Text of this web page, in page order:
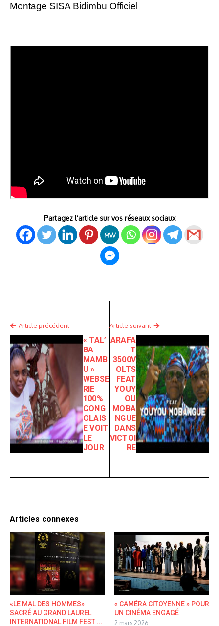
Montage SISA Bidimbu Officiel
Partagez l’article sur vos réseaux sociaux
Article précédent
« TAL’
BA
MAMB
U »
WEBSE
RIE
100%
CONG
OLAIS
E VOIT
LE
JOUR
Article suivant
ARAFA
T
3500V
OLTS
FEAT
YOUY
OU
MOBA
NGUE
DANS
VICTOI
RE
Articles connexes
«LE MAL DES HOMMES»
SACRÉ AU GRAND LAUREL
INTERNATIONAL FILM FEST ...
« CAMÉRA CITOYENNE » POUR
UN CINÉMA ENGAGÉ
2 mars 2026